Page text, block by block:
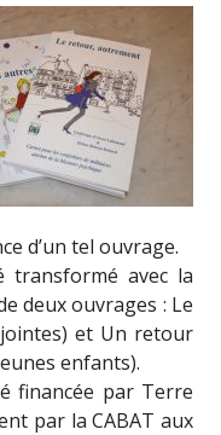
d’un tel ouvrage.
transformé avec la
deux ouvrages : Le
et Un retour
enfants).
financée par Terre
par la CABAT aux